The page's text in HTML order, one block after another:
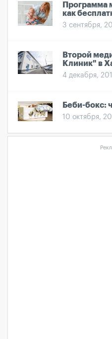
Программа
как
3 сентября,
Второй
Клиник" в
4 декабря,
Беби-бокс:
10 октября,